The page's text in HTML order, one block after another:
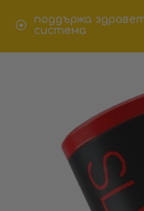
поддържа
система